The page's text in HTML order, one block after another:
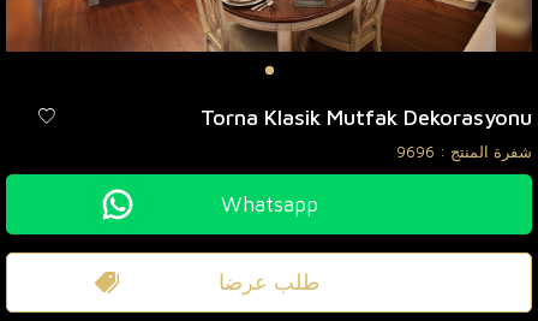
Torna Klasik Mutfak Dekorasyonu
شفرة المنتج : 9696
Whatsapp
طلب عرضا